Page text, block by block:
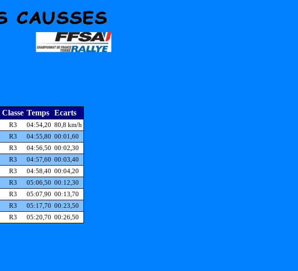
Classe Temps Ecarts
R3 04:54,20 80,8 km/h
R3 04:55,80 00:01,60
R3 04:56,50 00:02,30
R3 04:57,60 00:03,40
R3 04:58,40 00:04,20
R3 05:06,50 00:12,30
R3 05:07,90 00:13,70
R3 05:17,70 00:23,50
R3 05:20,70 00:26,50